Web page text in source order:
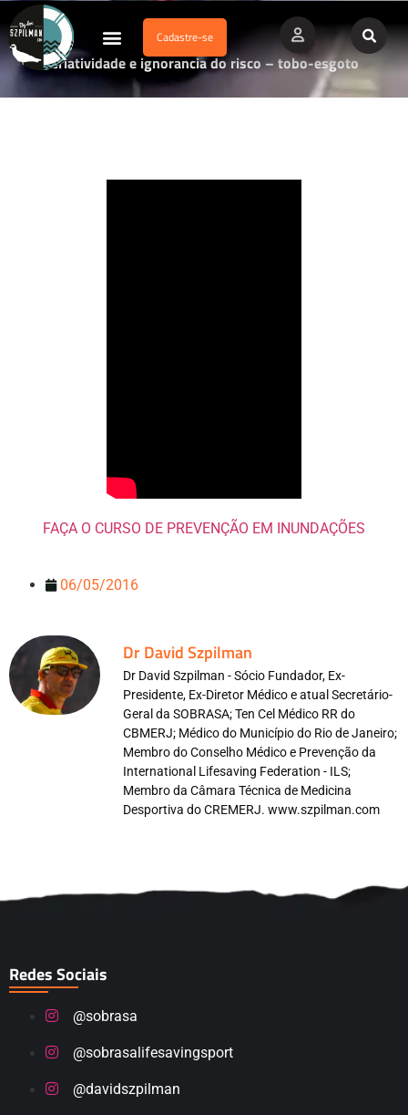
Cadastre-se
Criatividade e ignorancia do risco – tobo-esgoto
FAÇA O CURSO DE PREVENÇÃO EM INUNDAÇÕES
06/05/2016
Dr David Szpilman
Dr David Szpilman - Sócio Fundador, Ex-
Presidente, Ex-Diretor Médico e atual Secretário-
Geral da SOBRASA; Ten Cel Médico RR do
CBMERJ; Médico do Município do Rio de Janeiro;
Membro do Conselho Médico e Prevenção da
International Lifesaving Federation - ILS;
Membro da Câmara Técnica de Medicina
Desportiva do CREMERJ. www.szpilman.com
Redes Sociais
@sobrasa
@sobrasalifesavingsport
@davidszpilman